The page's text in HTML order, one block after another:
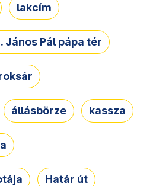
lakcím
János Pál pápa tér
állásbörze kassza
Határ út